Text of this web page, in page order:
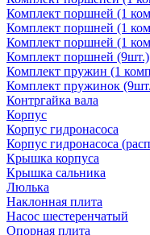
Комплект поршней (1
Комплект поршней (1
Комплект поршней (1
Комплект поршней (9шт.)
Комплект пружин (1
Комплект пружинок
Контргайка вала
Корпус
Корпус гидронасоса
Корпус гидронасоса
Крышка корпуса
Крышка сальника
Люлька
Наклонная плита
Насос шестеренчатый
Опорная плита